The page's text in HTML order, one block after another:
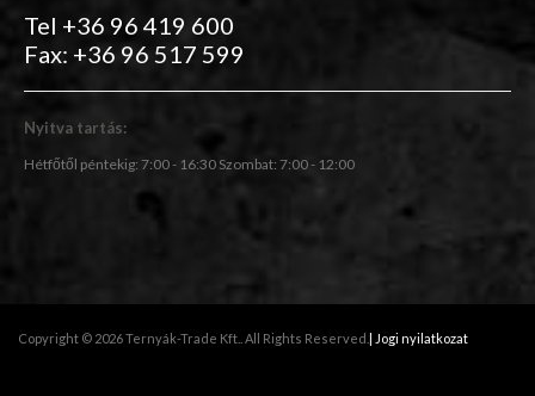
Tel +36 96 419 600
Fax: +36 96 517 599
Nyitva tartás:
Hétfőtől péntekig: 7:00 - 16:30 Szombat: 7:00 - 12:00
Copyright © 2026 Ternyák-Trade Kft.. All Rights Reserved. | Jogi nyilatkozat